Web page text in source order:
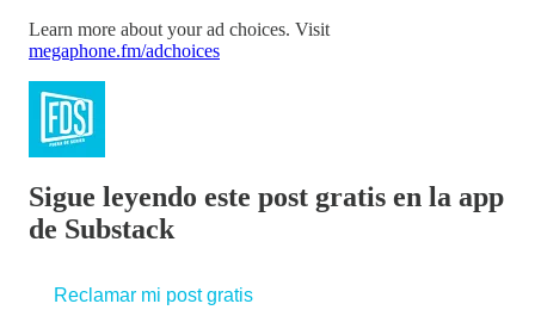
Learn more about your ad choices. Visit
megaphone.fm/adchoices
Sigue leyendo este post gratis en la app
de Substack
Reclamar mi post gratis